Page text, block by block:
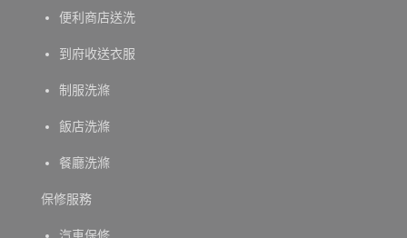
便利商店送洗
到府收送衣服
制服洗滌
飯店洗滌
餐廳洗滌
保修服務